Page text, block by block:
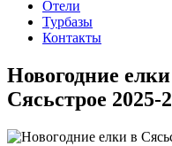
Отели
Турбазы
Контакты
Новогодние
Сясьстрое 2025-